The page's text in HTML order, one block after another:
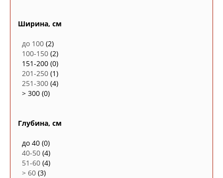
Ширина, см
до 100 (2)
100-150 (2)
151-200 (0)
201-250 (1)
251-300 (4)
> 300 (0)
Глубина, см
до 40 (0)
40-50 (4)
51-60 (4)
> 60 (3)